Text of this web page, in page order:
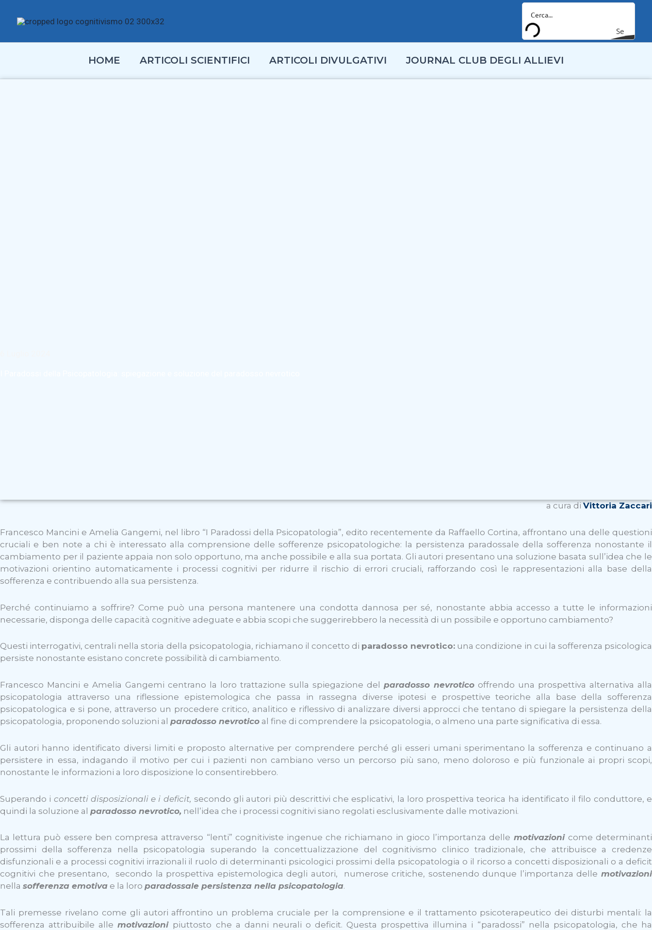
Se
HOME ARTICOLI SCIENTIFICI ARTICOLI DIVULGATIVI JOURNAL CLUB DEGLI ALLIEVI
a cura di Vittoria Zaccari
Francesco Mancini e Amelia Gangemi, nel libro “I Paradossi della Psicopatologia”, edito recentemente da Raffaello Cortina, affrontano una delle questioni
cruciali e ben note a chi è interessato alla comprensione delle sofferenze psicopatologiche: la persistenza paradossale della sofferenza nonostante il
cambiamento per il paziente appaia non solo opportuno, ma anche possibile e alla sua portata. Gli autori presentano una soluzione basata sull’idea che le
motivazioni orientino automaticamente i processi cognitivi per ridurre il rischio di errori cruciali, rafforzando così le rappresentazioni alla base della
sofferenza e contribuendo alla sua persistenza.
Perché continuiamo a soffrire? Come può una persona mantenere una condotta dannosa per sé, nonostante abbia accesso a tutte le informazioni
necessarie, disponga delle capacità cognitive adeguate e abbia scopi che suggerirebbero la necessità di un possibile e opportuno cambiamento?
Questi interrogativi, centrali nella storia della psicopatologia, richiamano il concetto di paradosso nevrotico: una condizione in cui la sofferenza psicologica
persiste nonostante esistano concrete possibilità di cambiamento.
Francesco Mancini e Amelia Gangemi centrano la loro trattazione sulla spiegazione del paradosso nevrotico offrendo una prospettiva alternativa alla
psicopatologia attraverso una riflessione epistemologica che passa in rassegna diverse ipotesi e prospettive teoriche alla base della sofferenza
psicopatologica e si pone, attraverso un procedere critico, analitico e riflessivo di analizzare diversi approcci che tentano di spiegare la persistenza della
psicopatologia, proponendo soluzioni al paradosso nevrotico al fine di comprendere la psicopatologia, o almeno una parte significativa di essa.
Gli autori hanno identificato diversi limiti e proposto alternative per comprendere perché gli esseri umani sperimentano la sofferenza e continuano a
persistere in essa, indagando il motivo per cui i pazienti non cambiano verso un percorso più sano, meno doloroso e più funzionale ai propri scopi,
nonostante le informazioni a loro disposizione lo consentirebbero.
Superando i concetti disposizionali e i deficit, secondo gli autori più descrittivi che esplicativi, la loro prospettiva teorica ha identificato il filo conduttore, e
quindi la soluzione al paradosso nevrotico, nell’idea che i processi cognitivi siano regolati esclusivamente dalle motivazioni.
La lettura può essere ben compresa attraverso “lenti” cognitiviste ingenue che richiamano in gioco l’importanza delle motivazioni come determinanti
prossimi della sofferenza nella psicopatologia superando la concettualizzazione del cognitivismo clinico tradizionale, che attribuisce a credenze
disfunzionali e a processi cognitivi irrazionali il ruolo di determinanti psicologici prossimi della psicopatologia o il ricorso a concetti disposizionali o a deficit
cognitivi che presentano, secondo la prospettiva epistemologica degli autori, numerose critiche, sostenendo dunque l’importanza delle motivazioni
nella sofferenza emotiva e la loro paradossale persistenza nella psicopatologia.
Tali premesse rivelano come gli autori affrontino un problema cruciale per la comprensione e il trattamento psicoterapeutico dei disturbi mentali: la
sofferenza attribuibile allemotivazioni piuttosto che a danni neurali o deficit. Questa prospettiva illumina i “paradossi” nella psicopatologia, che ha